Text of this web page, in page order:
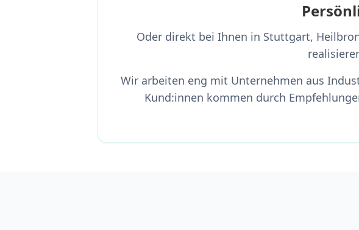
Oder direkt bei Ihnen in Stuttgart,
Wir arbeiten eng mit Unternehmen aus
Kund:innen kommen durch